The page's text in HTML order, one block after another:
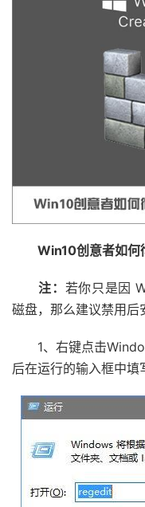
Win10创意者如何
注： 若你只是因
磁盘，那么建议禁用后
1、右键点击
后在运行的输入框中填